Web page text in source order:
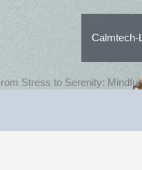
Calmtech-
Stress to Serenity: